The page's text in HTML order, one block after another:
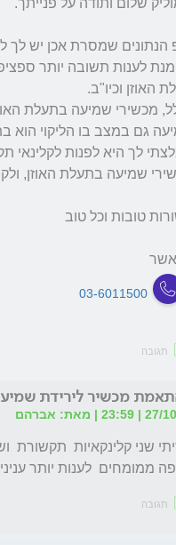
03-6011500
תגובה
| מאת: אברהם
ממומחים  לענות יותר עניני
תגובה